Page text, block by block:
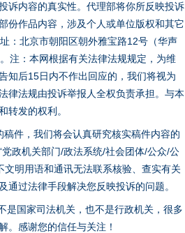
诉内容的真实性。代理部将你所反映投诉
份作品内容，涉及个人或单位版权和其它
：北京市朝阳区朝外雅宝路12号（华声
注：本网根据有关法律法规规定，为维
知后15日内不作出回应的，我们将视为
律法规由投诉举报人全权负责承担。与本
转发的权利。
件，我们将会认真研究核实稿件内容的
政机关部门/政法系统/社会团体/公众/公
明用语和通讯无法联系核验、查实有关
过法律手段解决您反映投诉的问题。
是国家司法机关，也不是行政机关，很多
。感谢您的信任与关注！
“神药”背后的真相